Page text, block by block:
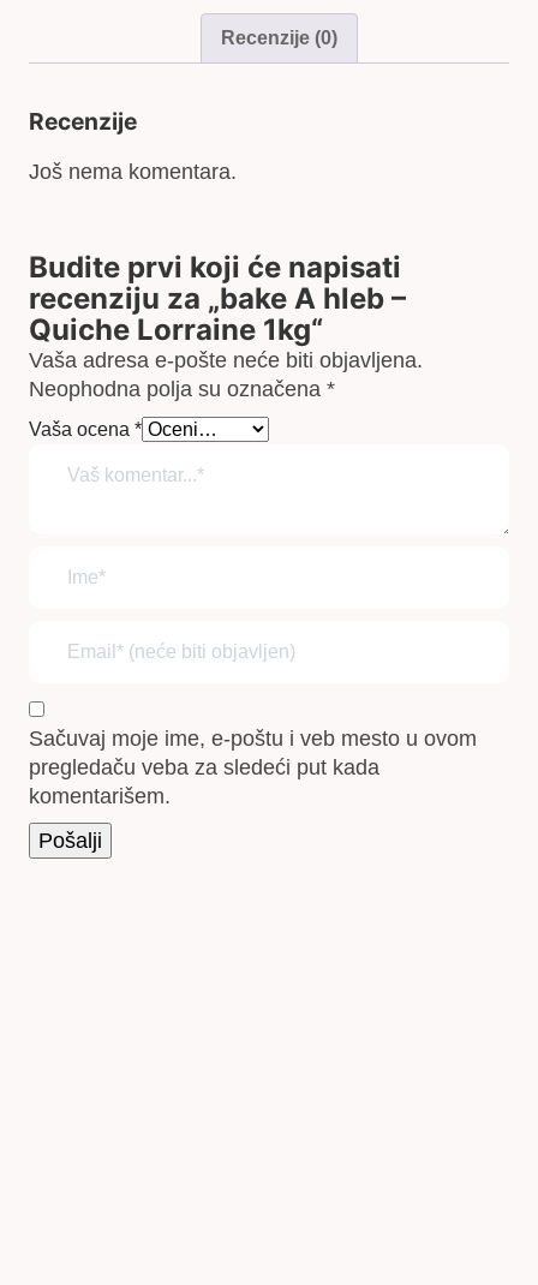
Recenzije (0)
Recenzije
Još nema komentara.
Budite prvi koji će napisati
recenziju za „bake A hleb –
Quiche Lorraine 1kg“
Vaša adresa e-pošte neće biti objavljena.
Neophodna polja su označena *
Vaša ocena *
Sačuvaj moje ime, e-poštu i veb mesto u ovom
pregledaču veba za sledeći put kada
komentarišem.